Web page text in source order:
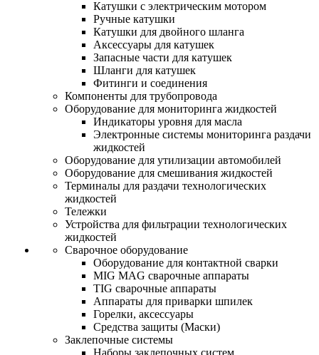
Катушки с электрическим мотором
Ручные катушки
Катушки для двойного шланга
Аксессуары для катушек
Запасные части для катушек
Шланги для катушек
Фитинги и соединения
Компоненты для трубопровода
Оборудование для мониторинга жидкостей
Индикаторы уровня для масла
Электронные системы мониторинга раздачи
жидкостей
Оборудование для утилизации автомобилей
Оборудование для смешивания жидкостей
Терминалы для раздачи технологических
жидкостей
Тележки
Устройства для фильтрации технологических
жидкостей
Сварочное оборудование
Оборудование для контактной сварки
MIG MAG сварочные аппараты
TIG сварочные аппараты
Аппараты для приварки шпилек
Горелки, аксессуары
Средства защиты (Маски)
Заклепочные системы